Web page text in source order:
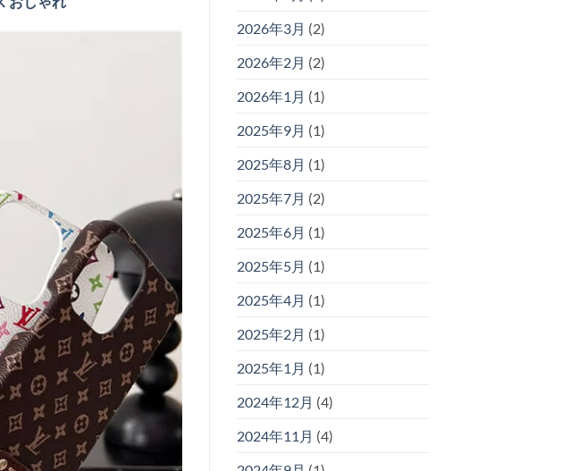
2026年3月 (2)
2026年2月 (2)
2026年1月 (1)
2025年9月 (1)
2025年8月 (1)
2025年7月 (2)
2025年6月 (1)
2025年5月 (1)
2025年4月 (1)
2025年2月 (1)
2025年1月 (1)
2024年12月 (4)
2024年11月 (4)